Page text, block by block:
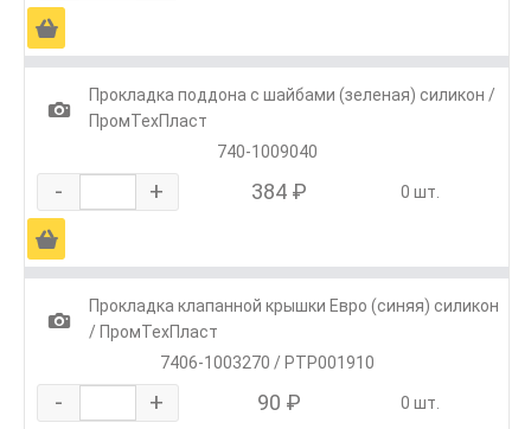
Ä
1
Прокладка поддона с шайбами (зеленая) силикон /
ПромТехПласт
740-1009040
- + 384 ₽ 0 шт.
Ä
1
Прокладка клапанной крышки Евро (синяя) силикон
/ ПромТехПласт
7406-1003270 / РТР001910
- + 90 ₽ 0 шт.